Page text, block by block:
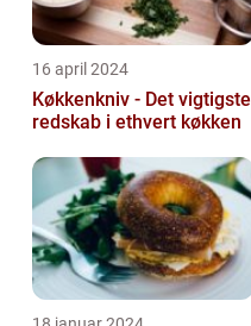
16 april 2024
Køkkenkniv - Det vigtigste
redskab i ethvert køkken